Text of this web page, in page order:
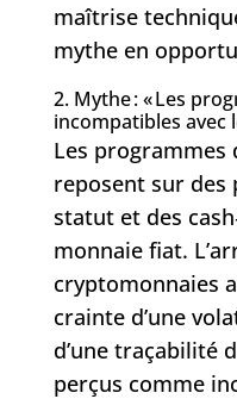
maîtrise
mythe en
2. Mythe : « Les
incompatibles avec
Les programmes
reposent sur des
statut et des
monnaie fiat.
cryptomonnaies
crainte d’une
d’une traçabilité
perçus comme